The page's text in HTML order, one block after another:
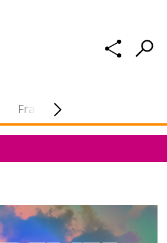
Frau Macht. Kunst